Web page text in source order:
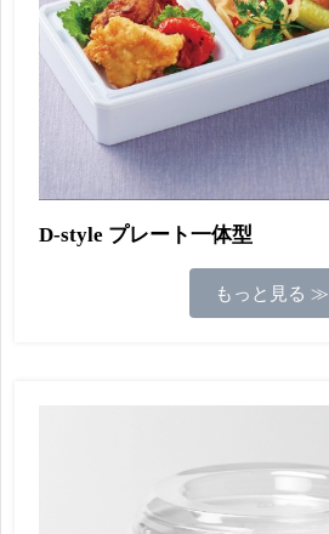
D-style プレート一体型
もっと見る ≫